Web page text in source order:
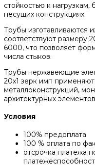
стойкостью к нагрузкам,
несущих конструкциях.
Трубы изготавливаются
соответствуют размеру
6000, что позволяет
числа стыков.
Трубы нержавеющие
20x1 зерк имп
металлоконструкций,
архитектурных
Условия
100% предоплата
100 % оплата по
отсрочка платежа